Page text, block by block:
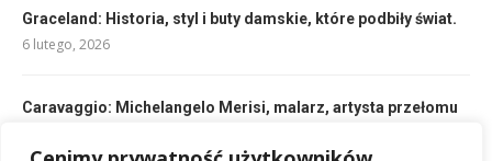
Graceland: Historia, styl i buty damskie, które podbiły świat.
6 lutego, 2026
Caravaggio: Michelangelo Merisi, malarz, artysta przełomu
6 lutego, 2026